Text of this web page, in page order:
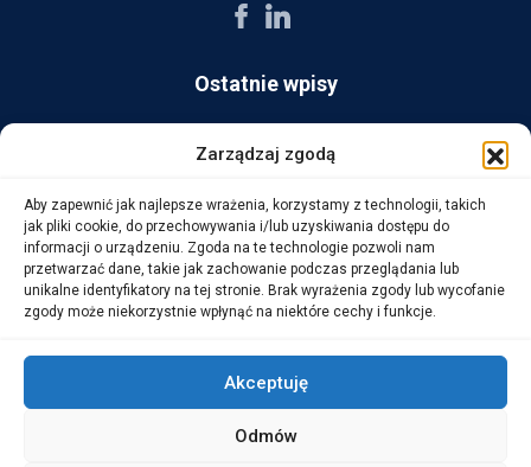
Zarządzaj zgodą
Aby zapewnić jak najlepsze wrażenia, korzystamy z technologii, takich
jak pliki cookie, do przechowywania i/lub uzyskiwania dostępu do
informacji o urządzeniu. Zgoda na te technologie pozwoli nam
przetwarzać dane, takie jak zachowanie podczas przeglądania lub
unikalne identyfikatory na tej stronie. Brak wyrażenia zgody lub wycofanie
zgody może niekorzystnie wpłynąć na niektóre cechy i funkcje.
Akceptuję
Odmów
Ostatnie wpisy
Micro
14 października, 2025
WarehouseLAB: LOGISTYKA 4.0 – Automatyzacja i
Optymalizacja Procesów Logistycznych